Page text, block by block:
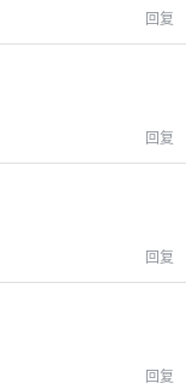
回复
回复
回复
回复